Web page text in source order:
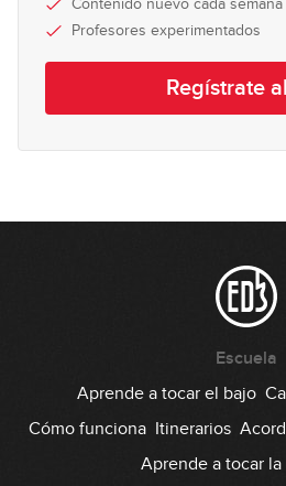
Contenido nuevo cada semana
Profesores experimentados
Regístrate
Escuela
Aprende a tocar el bajo
Cómo funciona Itinerarios
Aprende a tocar la